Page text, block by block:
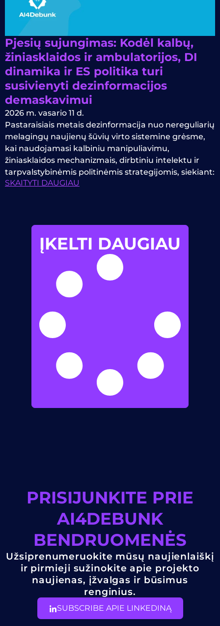
Pjesių sujungimas: Kodėl kalbų,
žiniasklaidos ir ambulatorijos, DI
dinamika ir ES politika turi
susivienyti dezinformacijos
demaskavimui
2026 m. vasario 11 d.
Pastaraisiais metais dezinformacija nuo nereguliarių
melagingų naujienų šūvių virto sistemine grėsme,
kai naudojamasi kalbiniu manipuliavimu,
žiniasklaidos mechanizmais, dirbtiniu intelektu ir
tarpvalstybinėmis politinėmis strategijomis, siekiant:
SKAITYTI DAUGIAU
ĮKELTI DAUGIAU
PRISIJUNKITE PRIE
AI4DEBUNK
BENDRUOMENĖS
Užsiprenumeruokite mūsų naujienlaiškį
ir pirmieji sužinokite apie projekto
naujienas, įžvalgas ir būsimus
renginius.
SUBSCRIBE APIE LINKEDINĄ